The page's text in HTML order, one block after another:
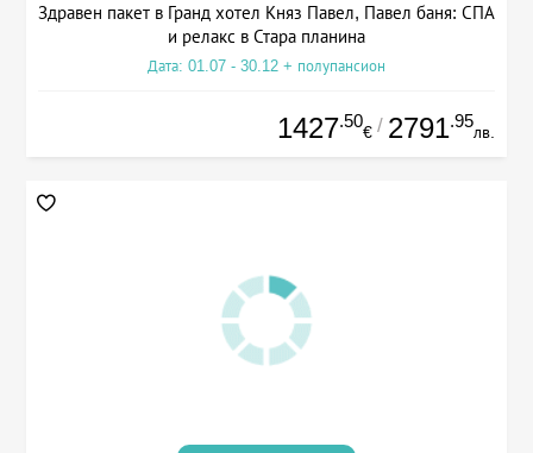
Здравен пакет в Гранд хотел Княз Павел, Павел баня: СПА
и релакс в Стара планина
Дата: 01.07 - 30.12 + полупансион
1427.50
€ / 2791.95
лв.